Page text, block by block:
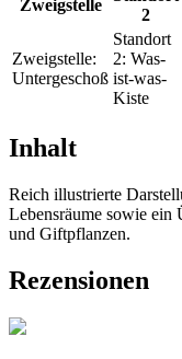
Zweigstelle
2
Zweigstelle:
Untergeschoß
Standort
2: Was-
ist-was-
Kiste
Inhalt
Reich illustrierte
Lebensräume sowie ein
und Giftpflanzen.
Rezensionen